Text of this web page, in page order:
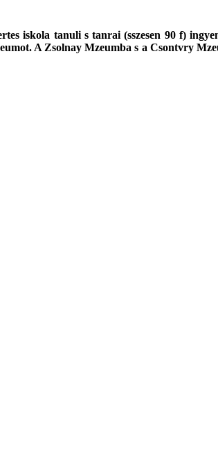
iskola tanuli s tanrai (sszesen 90 f)
A Zsolnay Mzeumba s a Csontvry